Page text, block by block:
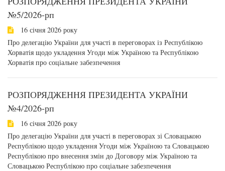
№5/2026-рп
16 січня 2026 року
Про делегацію України для участі в переговорах із Республікою
Хорватія щодо укладення Угоди між Україною та Республікою
Хорватія про соціальне забезпечення
РОЗПОРЯДЖЕННЯ ПРЕЗИДЕНТА УКРАЇНИ
№4/2026-рп
16 січня 2026 року
Про делегацію України для участі в переговорах зі Словацькою
Республікою щодо укладення Угоди між Україною та Словацькою
Республікою про внесення змін до Договору між Україною та
Словацькою Республікою про соціальне забезпечення